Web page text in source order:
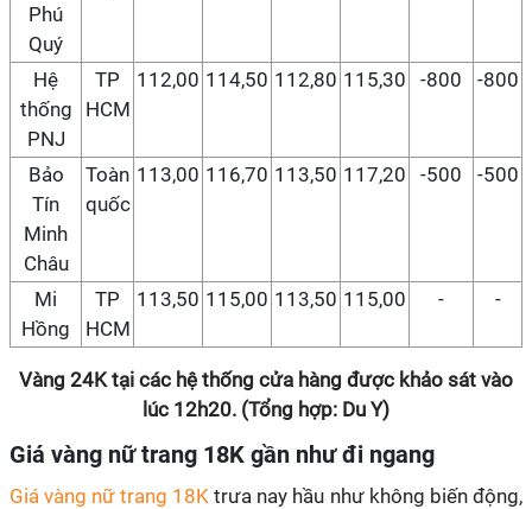
Phú
Quý
Hệ
thống
PNJ
TP
HCM
112,00 114,50 112,80 115,30 -800 -800
Bảo
Tín
Minh
Châu
Toàn
quốc
113,00 116,70 113,50 117,20 -500 -500
Mi
Hồng
TP
HCM
113,50 115,00 113,50 115,00 - -
Vàng 24K tại các hệ thống cửa hàng được khảo sát vào
lúc 12h20. (Tổng hợp: Du Y)
Giá vàng nữ trang 18K gần như đi ngang
Giá vàng nữ trang 18K trưa nay hầu như không biến động,